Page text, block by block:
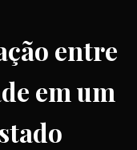
entre
em um